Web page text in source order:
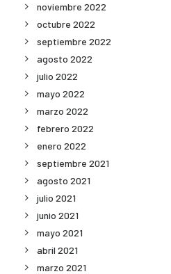
noviembre 2022
octubre 2022
septiembre 2022
agosto 2022
julio 2022
mayo 2022
marzo 2022
febrero 2022
enero 2022
septiembre 2021
agosto 2021
julio 2021
junio 2021
mayo 2021
abril 2021
marzo 2021